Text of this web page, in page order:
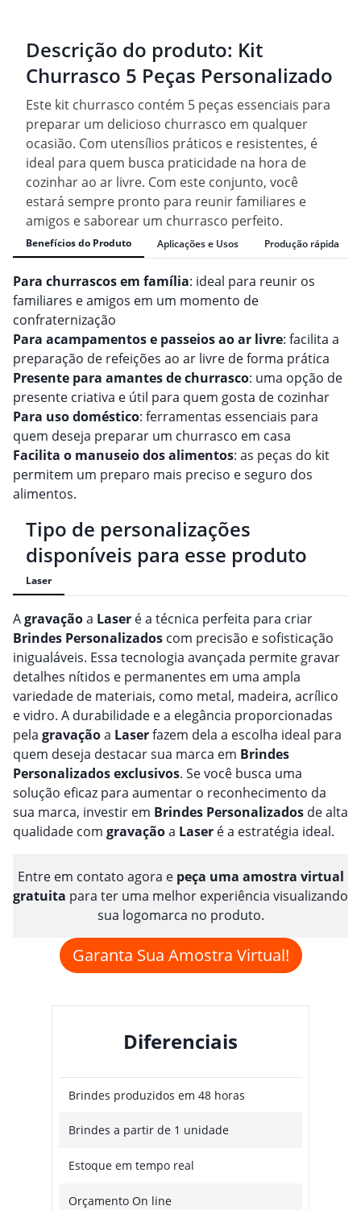
Descrição do produto: Kit
Churrasco 5 Peças Personalizado
Este kit churrasco contém 5 peças essenciais para
preparar um delicioso churrasco em qualquer
ocasião. Com utensílios práticos e resistentes, é
ideal para quem busca praticidade na hora de
cozinhar ao ar livre. Com este conjunto, você
estará sempre pronto para reunir familiares e
amigos e saborear um churrasco perfeito.
Benefícios do Produto Aplicações e Usos Produção rápida
Para churrascos em família: ideal para reunir os
familiares e amigos em um momento de
confraternização
Para acampamentos e passeios ao ar livre: facilita a
preparação de refeições ao ar livre de forma prática
Presente para amantes de churrasco: uma opção de
presente criativa e útil para quem gosta de cozinhar
Para uso doméstico: ferramentas essenciais para
quem deseja preparar um churrasco em casa
Facilita o manuseio dos alimentos: as peças do kit
permitem um preparo mais preciso e seguro dos
alimentos.
Tipo de personalizações
disponíveis para esse produto
Laser
Agravaçãoa Laser é a técnica perfeita para criar
Brindes Personalizados com precisão e sofisticação
inigualáveis. Essa tecnologia avançada permite gravar
detalhes nítidos e permanentes em uma ampla
variedade de materiais, como metal, madeira, acrílico
e vidro. A durabilidade e a elegância proporcionadas
pela gravaçãoa Laserfazem dela a escolha ideal para
quem deseja destacar sua marca em Brindes
Personalizadosexclusivos. Se você busca uma
solução eficaz para aumentar o reconhecimento da
sua marca, investir em Brindes Personalizados de alta
qualidade com gravaçãoa Laser é a estratégia ideal.
Entre em contato agora e peça uma amostra virtual
gratuita para ter uma melhor experiência visualizando
sua logomarca no produto.
Garanta Sua Amostra Virtual!
Diferenciais
Brindes produzidos em 48 horas
Brindes a partir de 1 unidade
Estoque em tempo real
Orçamento On line